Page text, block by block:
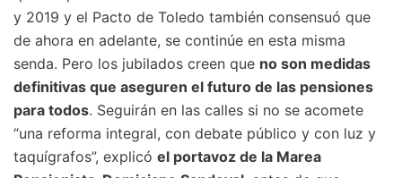
y 2019 y el Pacto de Toledo también consensuó que
de ahora en adelante, se continúe en esta misma
senda. Pero los jubilados creen que no son medidas
definitivas que aseguren el futuro de las pensiones
para todos. Seguirán en las calles si no se acomete
“una reforma integral, con debate público y con luz y
taquígrafos”, explicó el portavoz de la Marea